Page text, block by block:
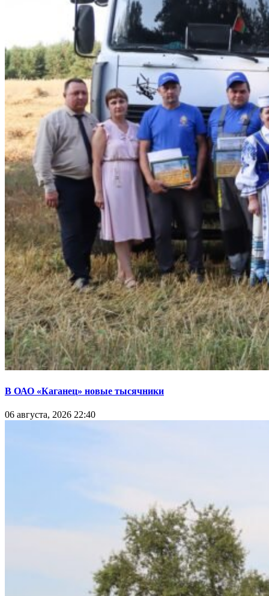
В ОАО «Каганец» новые тысячники
06 августа, 2026 22:40